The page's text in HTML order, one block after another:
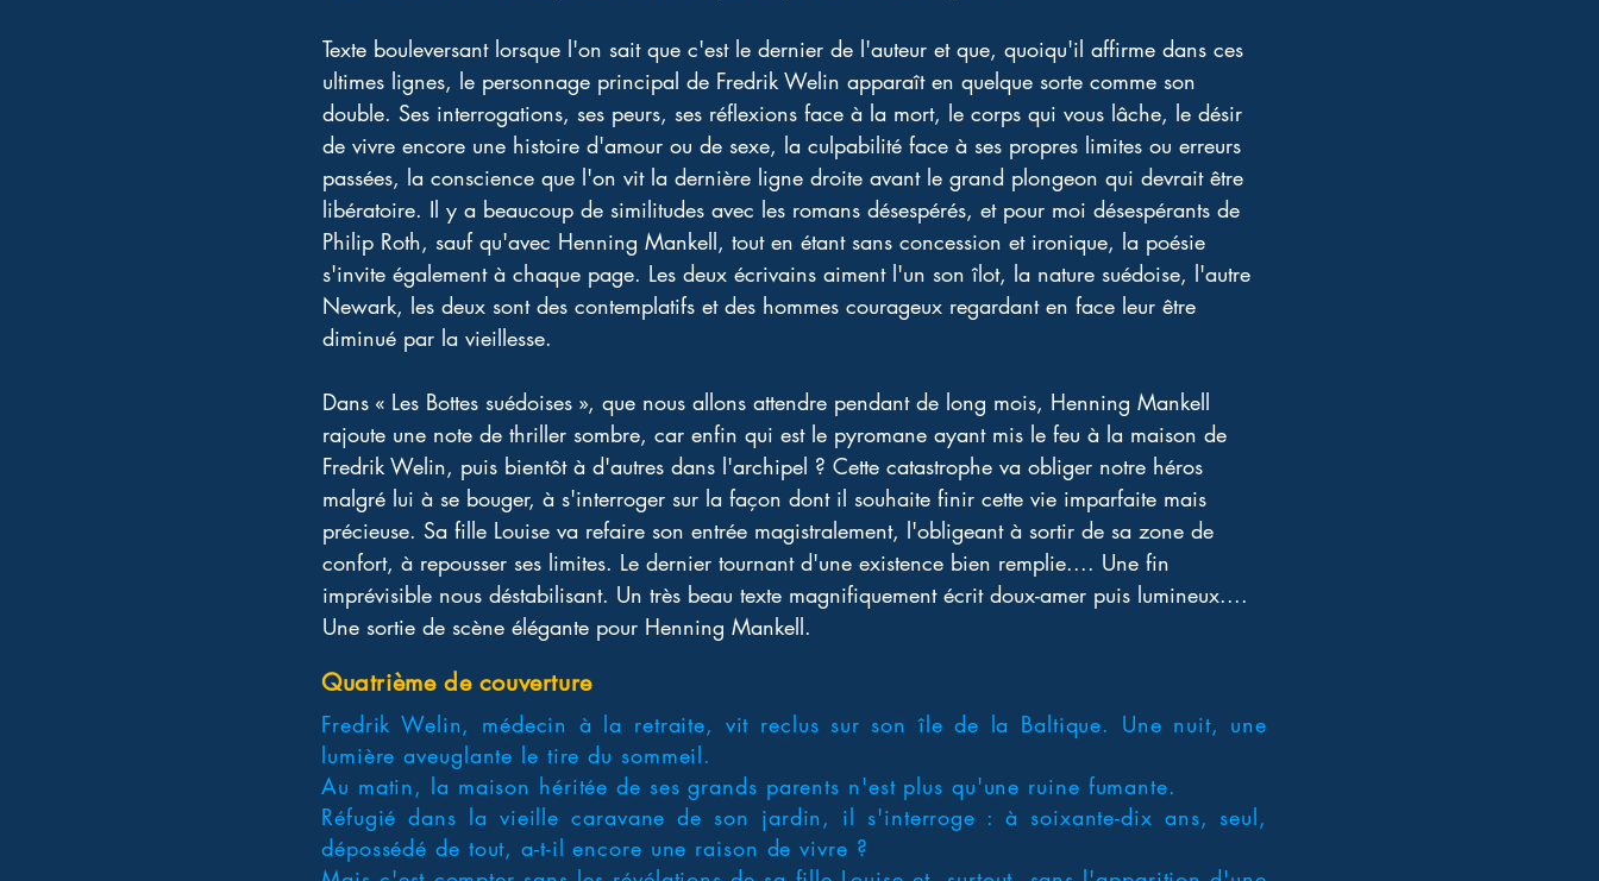
Texte bouleversant lorsque l'on sait que c'est le dernier de l'auteur et que, quoiqu'il affirme dans ces
ultimes lignes, le personnage principal de Fredrik Welin apparaît en quelque sorte comme son
double. Ses interrogations, ses peurs, ses réflexions face à la mort, le corps qui vous lâche, le désir
de vivre encore une histoire d'amour ou de sexe, la culpabilité face à ses propres limites ou erreurs
passées, la conscience que l'on vit la dernière ligne droite avant le grand plongeon qui devrait être
libératoire. Il y a beaucoup de similitudes avec les romans désespérés, et pour moi désespérants de
Philip Roth, sauf qu'avec Henning Mankell, tout en étant sans concession et ironique, la poésie
s'invite également à chaque page. Les deux écrivains aiment l'un son îlot, la nature suédoise, l'autre
Newark, les deux sont des contemplatifs et des hommes courageux regardant en face leur être
diminué par la vieillesse.
Dans « Les Bottes suédoises », que nous allons attendre pendant de long mois, Henning Mankell
rajoute une note de thriller sombre, car enfin qui est le pyromane ayant mis le feu à la maison de
Fredrik Welin, puis bientôt à d'autres dans l'archipel ? Cette catastrophe va obliger notre héros
malgré lui à se bouger, à s'interroger sur la façon dont il souhaite finir cette vie imparfaite mais
précieuse. Sa fille Louise va refaire son entrée magistralement, l'obligeant à sortir de sa zone de
confort, à repousser ses limites. Le dernier tournant d'une existence bien remplie.... Une fin
imprévisible nous déstabilisant. Un très beau texte magnifiquement écrit doux-amer puis lumineux....
Une sortie de scène élégante pour Henning Mankell.
Quatrième de couverture
Fredrik Welin, médecin à la retraite, vit reclus sur son île de la Baltique. Une nuit, une
lumière aveuglante le tire du sommeil.
Au matin, la maison héritée de ses grands parents n'est plus qu'une ruine fumante.
Réfugié dans la vieille caravane de son jardin, il s'interroge : à soixante-dix ans, seul,
dépossédé de tout, a-t-il encore une raison de vivre ?